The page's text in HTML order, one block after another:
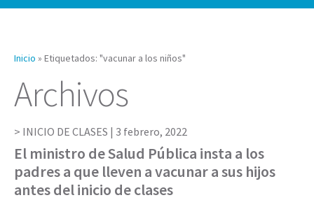
Inicio » Etiquetados: "vacunar a los niños"
Archivos
INICIO DE CLASES | 3 febrero, 2022
El ministro de Salud Pública insta a los
padres a que lleven a vacunar a sus hijos
antes del inicio de clases